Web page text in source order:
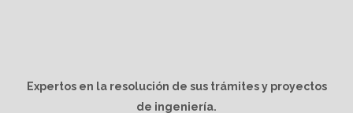
Expertos en la resolución de sus trámites y proyectos
de ingeniería.